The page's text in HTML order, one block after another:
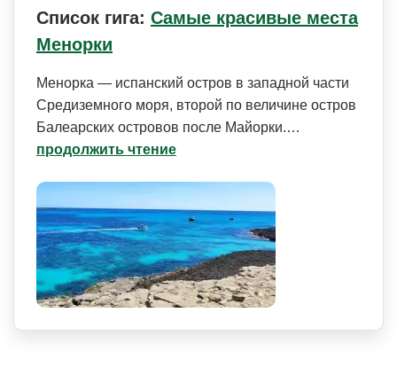
Список гига: Самые красивые места
Менорки
Менорка — испанский остров в западной части
Средиземного моря, второй по величине остров
Балеарских островов после Майорки.…
продолжить чтение